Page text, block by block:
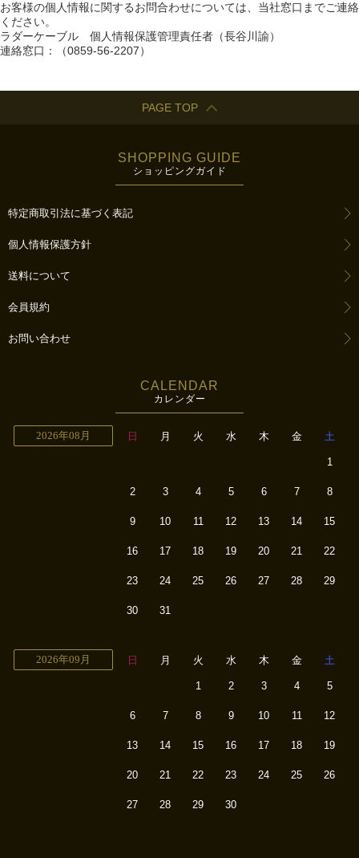
お客様の個人情報に関するお問合わせについては、当社窓口までご連絡
ください。
ラダーケーブル 個人情報保護管理責任者（長谷川諭）
連絡窓口：（0859-56-2207）
PAGE TOP
SHOPPING GUIDE
ショッピングガイド
特定商取引法に基づく表記
個人情報保護方針
送料について
会員規約
お問い合わせ
CALENDAR
カレンダー
2026年08月 日 月 火 水 木 金 土
1
2 3 4 5 6 7 8
9 10 11 12 13 14 15
16 17 18 19 20 21 22
23 24 25 26 27 28 29
30 31
2026年09月 日 月 火 水 木 金 土
1 2 3 4 5
6 7 8 9 10 11 12
13 14 15 16 17 18 19
20 21 22 23 24 25 26
27 28 29 30